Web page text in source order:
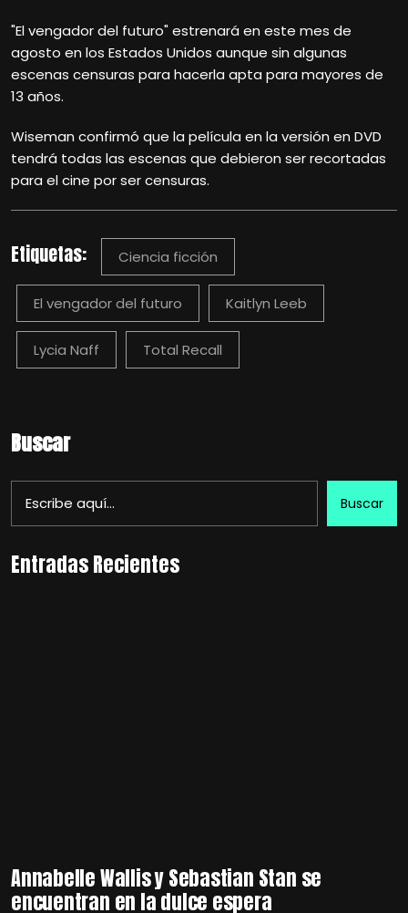
"El vengador del futuro" estrenará en este mes de
agosto en los Estados Unidos aunque sin algunas
escenas censuras para hacerla apta para mayores de
13 años.
Wiseman confirmó que la película en la versión en DVD
tendrá todas las escenas que debieron ser recortadas
para el cine por ser censuras.
Etiquetas: Ciencia ficción
El vengador del futuro Kaitlyn Leeb
Lycia Naff Total Recall
Buscar
Buscar
Entradas Recientes
Annabelle Wallis y Sebastian Stan se
encuentran en la dulce espera